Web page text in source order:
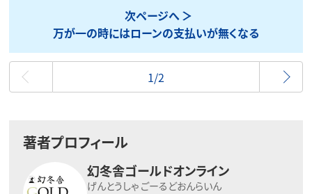
次ページへ
万が一の時にはローンの支払いが無くなる
最初
1/2
著者プロフィール
幻冬舎ゴールドオンライン
げんとうしゃ ごーるどおんらいん